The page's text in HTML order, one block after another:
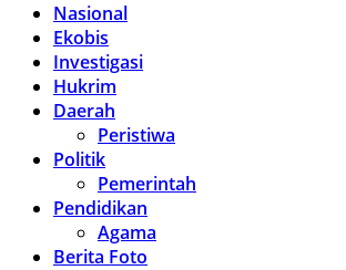
Nasional
Ekobis
Investigasi
Hukrim
Daerah
Peristiwa
Politik
Pemerintah
Pendidikan
Agama
Berita Foto